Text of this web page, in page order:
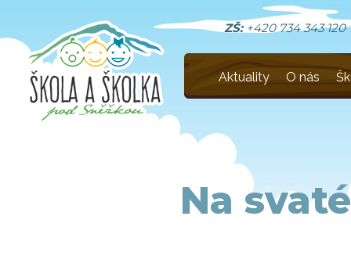
ZŠ: +420 734 343 120
Aktuality O nás
Na